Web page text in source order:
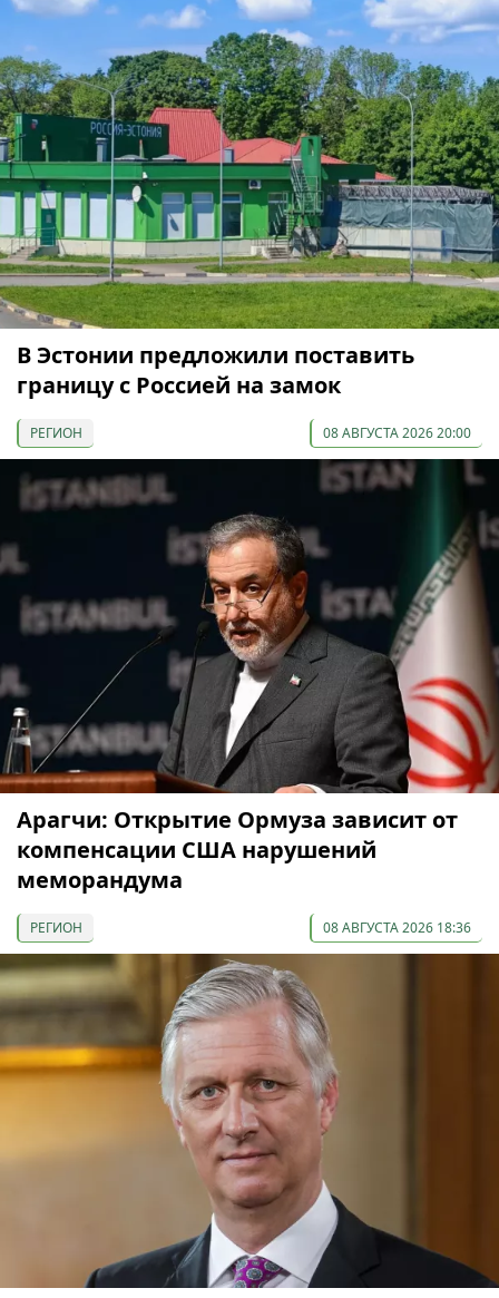
В Эстонии предложили поставить
границу с Россией на замок
РЕГИОН 08 АВГУСТА 2026 20:00
Арагчи: Открытие Ормуза зависит от
компенсации США нарушений
меморандума
РЕГИОН 08 АВГУСТА 2026 18:36